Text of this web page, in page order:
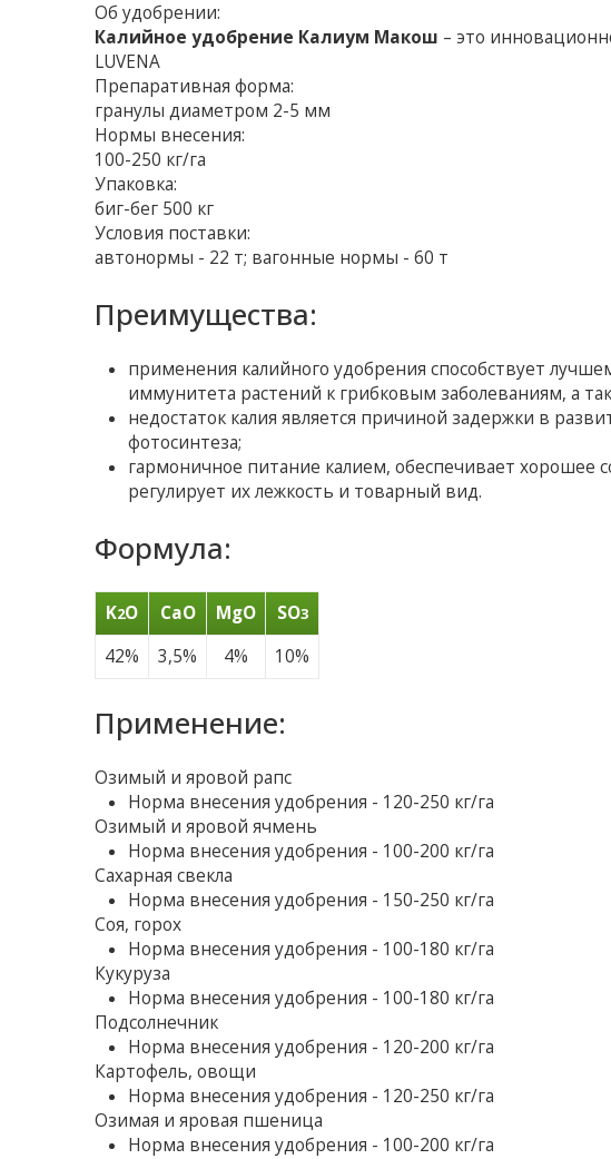
Об удобрении:
Калийное удобрение Калиум Макош – это
LUVENA
Препаративная форма:
гранулы диаметром 2-5 мм
Нормы внесения:
100-250 кг/га
Упаковка:
биг-бег 500 кг
Условия поставки:
автонормы - 22 т; вагонные нормы - 60 т
Преимущества:
применения калийного удобрения способствует
иммунитета растений к грибковым заболеваниям, а
недостаток калия является причиной задержки в
фотосинтеза;
гармоничное питание калием, обеспечивает хорошее
регулирует их лежкость и товарный вид.
Формула:
K2O CaO MgO SO3
42% 3,5% 4% 10%
Применение:
Озимый и яровой рапс
Норма внесения удобрения - 120-250 кг/га
Озимый и яровой ячмень
Норма внесения удобрения - 100-200 кг/га
Сахарная свекла
Норма внесения удобрения - 150-250 кг/га
Соя, горох
Норма внесения удобрения - 100-180 кг/га
Кукуруза
Норма внесения удобрения - 100-180 кг/га
Подсолнечник
Норма внесения удобрения - 120-200 кг/га
Картофель, овощи
Норма внесения удобрения - 120-250 кг/га
Озимая и яровая пшеница
Норма внесения удобрения - 100-200 кг/га